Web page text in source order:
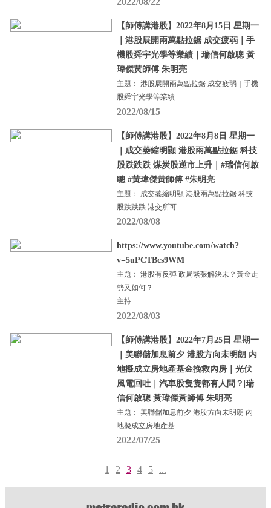
【師傅講港股】2022年8月15日 星期一
｜港股展開兩萬點拉鋸 成交疲弱｜手
機股舜宇光學等業績｜瑞信何啟聰 黃
瑋傑黃師傅 朱明亮
主題： 港股展開兩萬點拉鋸 成交疲弱｜手機
股舜宇光學等業績
2022/08/15
【師傅講港股】2022年8月8日 星期一
｜成交萎縮明顯 港股兩萬點拉鋸 科技
股跌跌跌 煤炭股逆市上升｜#瑞信何啟
聰 #黃瑋傑黃師傅 #朱明亮
主題： 成交萎縮明顯 港股兩萬點拉鋸 科技
股跌跌跌 港交所可
2022/08/08
https://www.youtube.com/watch?
v=5uPCTBcs9WM
主題： 港股有反彈 政局緊張解決未？黃金走
勢又如何？
主持
2022/08/03
【師傅講港股】2022年7月25日 星期一
｜美聯儲加息前夕 港股方向未明朗 內
地擬成立房地產基金挽救內房｜光伏
風電回吐｜汽車股隻隻都有人問？|瑞
信何啟聰 黃瑋傑黃師傅 朱明亮
主題： 美聯儲加息前夕 港股方向未明朗 內
地擬成立房地產基
2022/07/25
1 2 3 4 5 ...